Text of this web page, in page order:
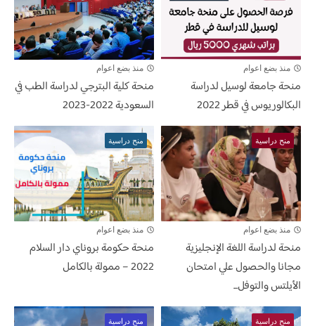
منذ بضع اعوام
منحة جامعة لوسيل لدراسة
البكالوريوس في قطر 2022
منذ بضع اعوام
منحة كلية البترجي لدراسة الطب في
السعودية 2022-2023
منح دراسية
منذ بضع اعوام
منحة لدراسة اللغة الإنجليزية
مجانا والحصول علي امتحان
الأيلتس والتوفل...
منح دراسية
منذ بضع اعوام
منحة حكومة بروناي دار السلام
2022 – ممولة بالكامل
منح دراسية منح دراسية